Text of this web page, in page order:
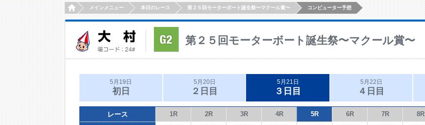
HOMEメインメニュー 本日のレース 第２５回モーターボート誕生祭〜マクール賞〜 コンピューター予想
第２５回モーターボート誕生祭〜マクール賞〜
5月19日
初日
5月20日
２日目
5月21日
３日目
5月22日
４日目
レース 1R 2R 3R 4R 5R 6R 7R 8R